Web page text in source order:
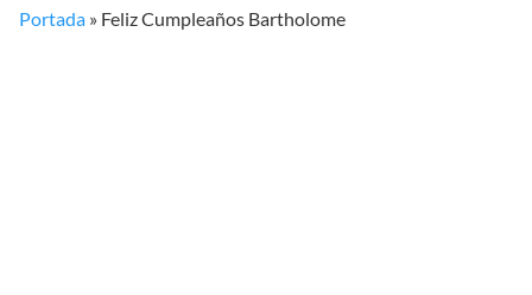
Portada » Feliz Cumpleaños Bartholome